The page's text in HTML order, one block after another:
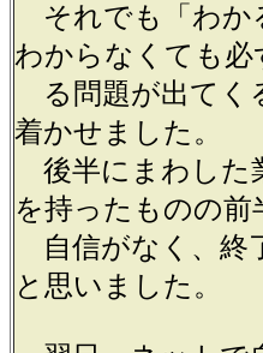
それでも「わか
わからなくても必
る問題が出てく
着かせました。
後半にまわした
を持ったものの前
自信がなく、終
と思いました。